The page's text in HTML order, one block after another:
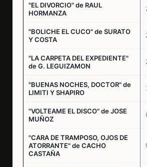
"EL DIVORCIO" de RAUL
HORMANZA
"BOLICHE EL CUCO" de SURATO
Y COSTA
"LA CARPETA DEL EXPEDIENTE"
de G. LEGUIZAMON
"BUENAS NOCHES, DOCTOR" de
LIMITI Y SHAPIRO
"VOLTEAME EL DISCO" de JOSE
MUÑOZ
"CARA DE TRAMPOSO, OJOS DE
ATORRANTE" de CACHO
CASTAÑA